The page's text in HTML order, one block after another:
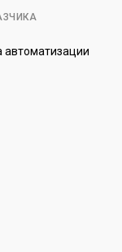
автоматизации